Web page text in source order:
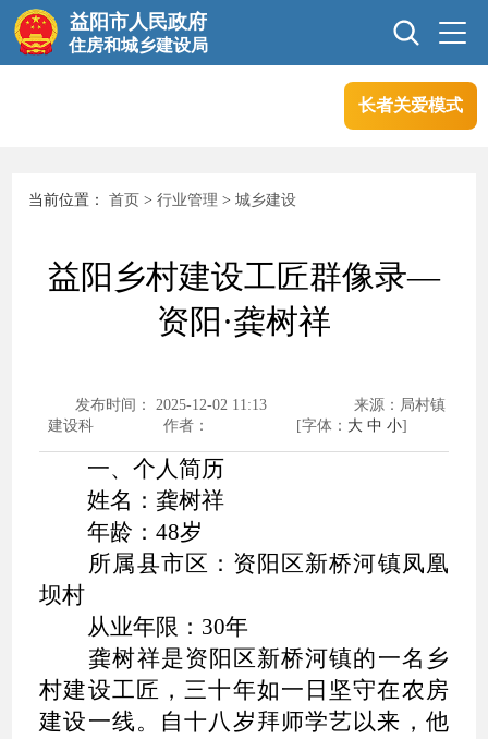
益阳市人民政府
住房和城乡建设局
信息公开
政务服务
长者关爱模式
当前位置：首页 >行业管理 >城乡建设
益阳乡村建设工匠群像录—
资阳·龚树祥
发布时间： 2025-12-02 11:13
来源：局村镇
建设科
作者： [字体： 大 中 小]
一、个人简历
姓名：龚树祥
年龄：48岁
所属县市区：资阳区新桥河镇凤凰
坝村
从业年限：30年
龚树祥是资阳区新桥河镇的一名乡
村建设工匠，三十年如一日坚守在农房
建设一线。自十八岁拜师学艺以来，他